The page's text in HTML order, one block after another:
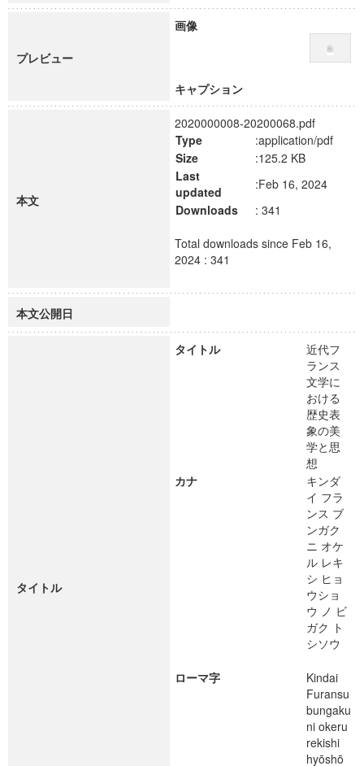
学術雑誌掲載論文等(8)
プレビュー
画像
キャプション
本文
2020000008-20200068.pdf
Type
:application/pdf
Size
:125.2 KB
Last
updated
:Feb 16, 2024
Downloads
: 341
Total downloads since Feb 16,
2024 : 341
本文公開日
タイトル
タイトル
近代フ
ランス
文学に
おける
歴史表
象の美
学と思
想
カナ
キンダ
イ フラ
ンス ブ
ンガク
ニ オケ
ル レキ
シ ヒョ
ウショ
ウ ノ ビ
ガク ト
シソウ
ローマ字
Kindai
Furansu
bungaku
ni okeru
rekishi
hyōshō